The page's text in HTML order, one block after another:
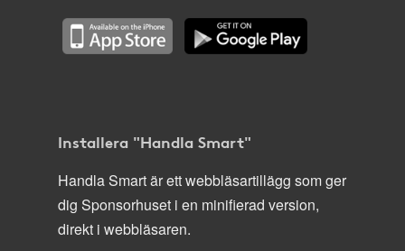
Installera "Handla Smart"
Handla Smart är ett webbläsartillägg som ger
dig Sponsorhuset i en minifierad version,
direkt i webbläsaren.